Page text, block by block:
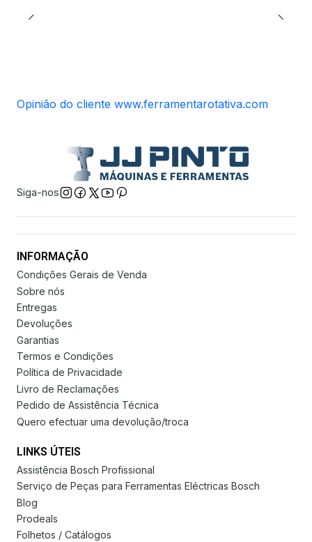
Opinião do cliente www.ferramentarotativa.com
Siga-nos
INFORMAÇÃO
Condições Gerais de Venda
Sobre nós
Entregas
Devoluções
Garantias
Termos e Condições
Política de Privacidade
Livro de Reclamações
Pedido de Assistência Técnica
Quero efectuar uma devolução/troca
LINKS ÚTEIS
Assistência Bosch Profissional
Serviço de Peças para Ferramentas Eléctricas Bosch
Blog
Prodeals
Folhetos / Catálogos